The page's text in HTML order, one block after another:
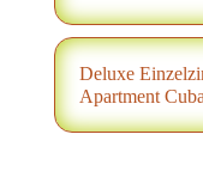
Deluxe
Apartment